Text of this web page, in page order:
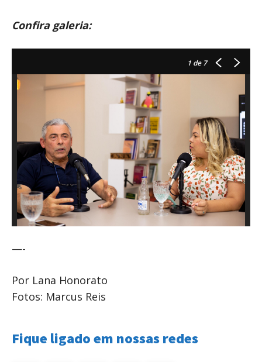
Confira galeria:
1 de 7
—-
Por Lana Honorato
Fotos: Marcus Reis
Fique ligado em nossas redes